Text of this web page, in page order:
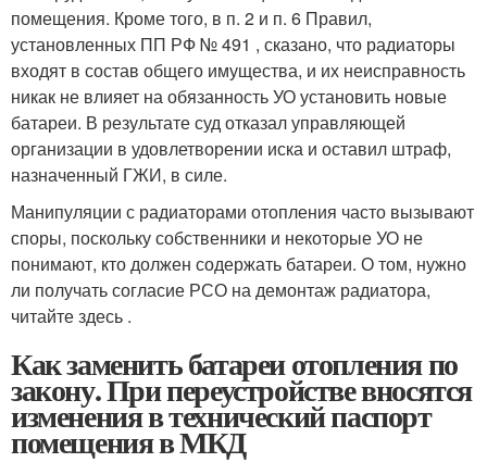
помещения. Кроме того, в п. 2 и п. 6 Правил,
установленных ПП РФ № 491 , сказано, что радиаторы
входят в состав общего имущества, и их неисправность
никак не влияет на обязанность УО установить новые
батареи. В результате суд отказал управляющей
организации в удовлетворении иска и оставил штраф,
назначенный ГЖИ, в силе.
Манипуляции с радиаторами отопления часто вызывают
споры, поскольку собственники и некоторые УО не
понимают, кто должен содержать батареи. О том, нужно
ли получать согласие РСО на демонтаж радиатора,
читайте здесь .
Как заменить батареи отопления по
закону. При переустройстве вносятся
изменения в технический паспорт
помещения в МКД